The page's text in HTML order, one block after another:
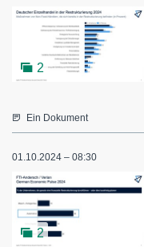
2
Ein Dokument
01.10.2024 – 08:30
2